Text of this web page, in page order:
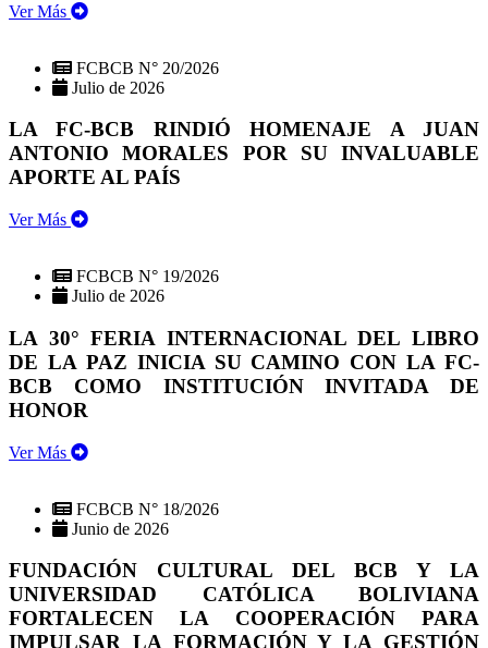
Ver Más
FCBCB N° 20/2026
Julio de 2026
LA FC-BCB RINDIÓ HOMENAJE A JUAN
ANTONIO MORALES POR SU INVALUABLE
APORTE AL PAÍS
Ver Más
FCBCB N° 19/2026
Julio de 2026
LA 30° FERIA INTERNACIONAL DEL LIBRO
DE LA PAZ INICIA SU CAMINO CON LA FC-
BCB COMO INSTITUCIÓN INVITADA DE
HONOR
Ver Más
FCBCB N° 18/2026
Junio de 2026
FUNDACIÓN CULTURAL DEL BCB Y LA
UNIVERSIDAD CATÓLICA BOLIVIANA
FORTALECEN LA COOPERACIÓN PARA
IMPULSAR LA FORMACIÓN Y LA GESTIÓN